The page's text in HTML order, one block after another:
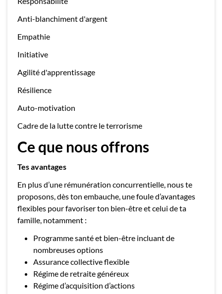
Anti-blanchiment d'argent
Empathie
Initiative
Agilité d'apprentissage
Résilience
Auto-motivation
Cadre de la lutte contre le terrorisme
Ce que nous offrons
Tes avantages
En plus d’une rémunération concurrentielle, nous te
proposons, dès ton embauche, une foule d’avantages
flexibles pour favoriser ton bien-être et celui de ta
famille, notamment :
Programme santé et bien-être incluant de
nombreuses options
Assurance collective flexible
Régime de retraite généreux
Régime d’acquisition d’actions